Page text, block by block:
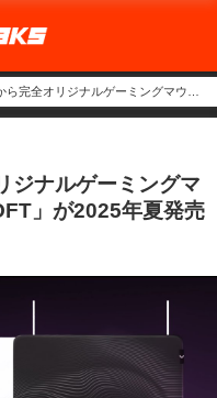
ら完全オリジナルゲーミングマウス
ジナルゲーミングマ
」が2025年夏発売